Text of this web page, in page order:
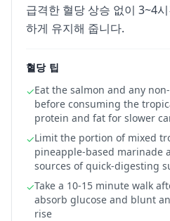
급격한 혈당 상승 없이 3~4
하게 유지해 줍니다.
혈당 팁
✓Eat the salmon and any
before consuming the
protein and fat for slower
✓Limit the portion of mixed
pineapple-based marinade
sources of quick-digesting
✓Take a 10-15 minute walk
absorb glucose and blunt
rise